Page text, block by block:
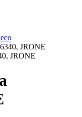
JRONE
JRONE